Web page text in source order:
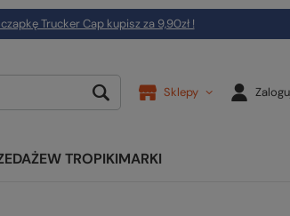
Trucker Cap kupisz za 9,90zł !
Sklepy
W TROPIKIMARKI